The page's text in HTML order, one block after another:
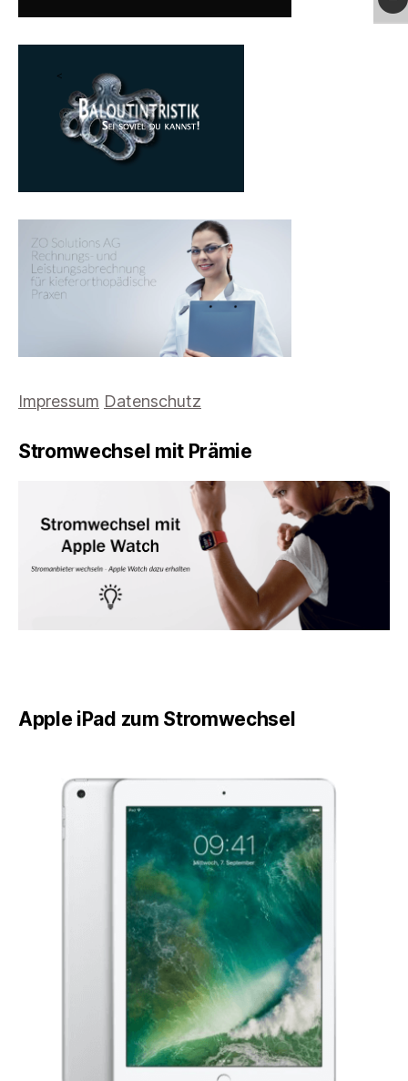
Impressum Datenschutz
Stromwechsel mit Prämie
Apple iPad zum Stromwechsel